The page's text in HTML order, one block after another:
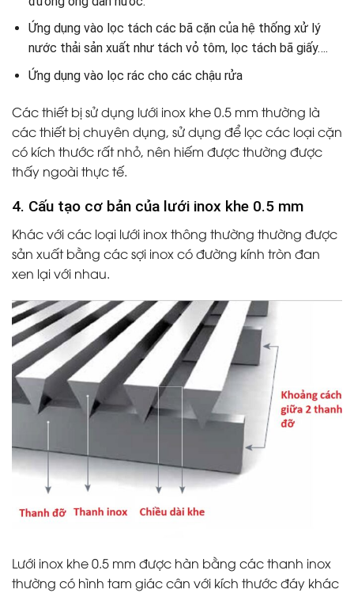
Ứng dụng vào lọc tách các bã cặn của hệ thống xử lý
nước thải sản xuất như tách vỏ tôm, lọc tách bã giấy….
Ứng dụng vào lọc rác cho các chậu rửa
Các thiết bị sử dụng lưới inox khe 0.5 mm thường là
các thiết bị chuyên dụng, sử dụng để lọc các loại cặn
có kích thước rất nhỏ, nên hiếm được thường được
thấy ngoài thực tế.
4. Cấu tạo cơ bản của lưới inox khe 0.5 mm
Khác với các loại lưới inox thông thường thường được
sản xuất bằng các sợi inox có đường kính tròn đan
xen lại với nhau.
Lưới inox khe 0.5 mm được hàn bằng các thanh inox
thường có hình tam giác cân với kích thước đáy khác